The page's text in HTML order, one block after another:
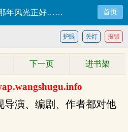
年风光正好…… 首页
报错
关灯
护眼
下一页 进书架
演、编剧、作者都对他